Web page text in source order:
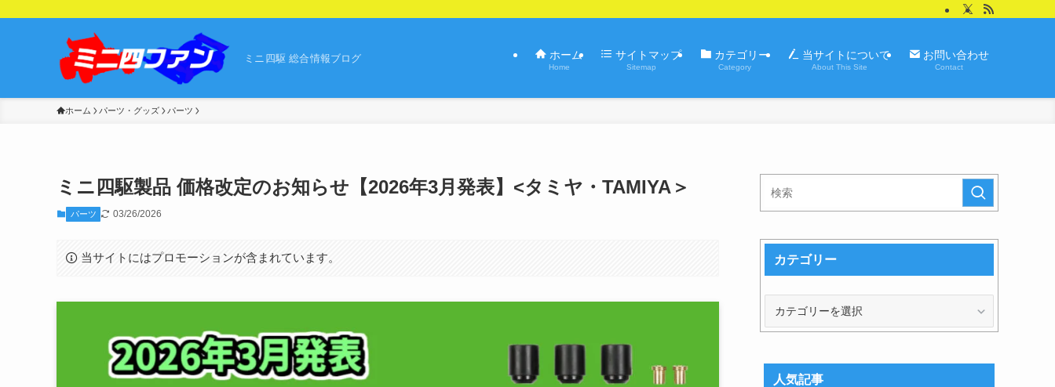
ミニ四駆 総合情報ブログ ホーム
Home
サイトマップ
Sitemap
カテゴリー
Category
当サイトについて
About This Site
お問い合わせ
Contact
ホーム パーツ・グッズ パーツ
ミニ四駆製品 価格改定のお知らせ【2026年3月発表】<タミヤ・TAMIYA＞
パーツ 03/26/2026
当サイトにはプロモーションが含まれています。 カテゴリー
人気記事